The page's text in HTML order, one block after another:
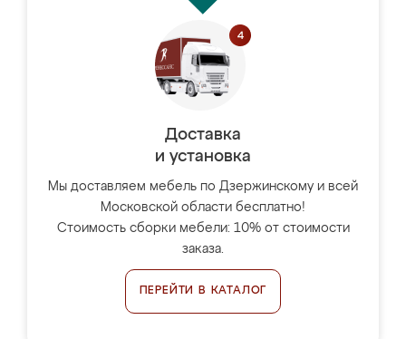
Доставка
и установка
Мы доставляем мебель по Дзержинскому и всей
Московской области бесплатно!
Стоимость сборки мебели: 10% от стоимости
заказа.
ПЕРЕЙТИ В КАТАЛОГ